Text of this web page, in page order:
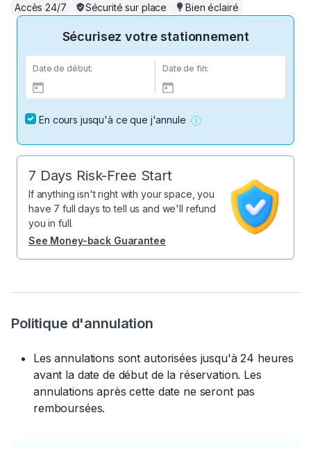
Politique d'annulation
Les annulations sont autorisées jusqu'à 24 heures
avant la date de début de la réservation. Les
annulations après cette date ne seront pas
remboursées.
Accès 24/7 Sécurité sur place Bien éclairé
Sécurisez votre stationnement
Date de début: Date de fin:
En cours jusqu'à ce que j'annule
7 Days Risk-Free Start
If anything isn't right with your space, you
have 7 full days to tell us and we'll refund
you in full.
See Money-back Guarantee